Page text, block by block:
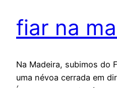
fiar na
Na Madeira, subimos do
uma névoa cerrada em